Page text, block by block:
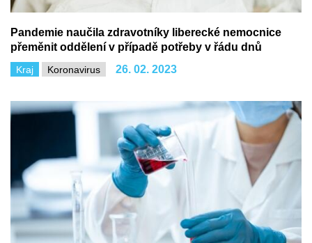
Pandemie naučila zdravotníky liberecké nemocnice
přeměnit oddělení v případě potřeby v řádu dnů
Koronavirus
Kraj 26. 02. 2023